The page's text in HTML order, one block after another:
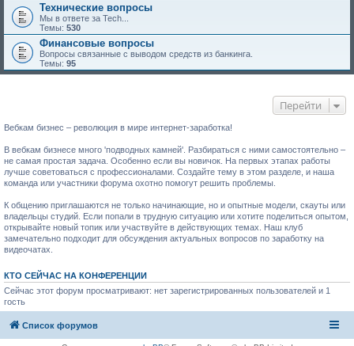
Технические вопросы
Мы в ответе за Tech...
Темы: 530
Финансовые вопросы
Вопросы связанные с выводом средств из банкинга.
Темы: 95
Перейти
Вебкам бизнес – революция в мире интернет-заработка!
В вебкам бизнесе много 'подводных камней'. Разбираться с ними самостоятельно –
не самая простая задача. Особенно если вы новичок. На первых этапах работы
лучше советоваться с профессионалами. Создайте тему в этом разделе, и наша
команда или участники форума охотно помогут решить проблемы.
К общению приглашаются не только начинающие, но и опытные модели, скауты или
владельцы студий. Если попали в трудную ситуацию или хотите поделиться опытом,
открывайте новый топик или участвуйте в действующих темах. Наш клуб
замечательно подходит для обсуждения актуальных вопросов по заработку на
видеочатах.
КТО СЕЙЧАС НА КОНФЕРЕНЦИИ
Сейчас этот форум просматривают: нет зарегистрированных пользователей и 1
гость
Список форумов